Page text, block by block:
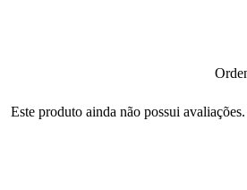
Este produto ainda não possui